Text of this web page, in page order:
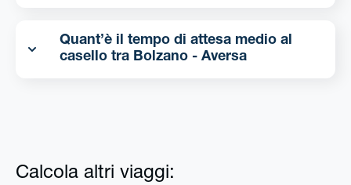
Quant’è il tempo di attesa medio al
casello tra Bolzano - Aversa
Calcola altri viaggi: